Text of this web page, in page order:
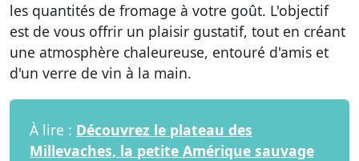
les quantités de fromage à votre goût. L'objectif
est de vous offrir un plaisir gustatif, tout en créant
une atmosphère chaleureuse, entouré d'amis et
d'un verre de vin à la main.
À lire : Découvrez le plateau des
Millevaches, la petite Amérique sauvage